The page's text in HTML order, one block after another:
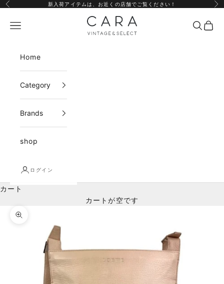
コンテンツへスキップ
前へ 新入荷アイテムは、 お近くの店舗でご覧ください！ 次
CARA vintage&select
メニュー 検索カー
Home
Category
Brands
shop
ログイン
カート
カートが空です
ズームイン